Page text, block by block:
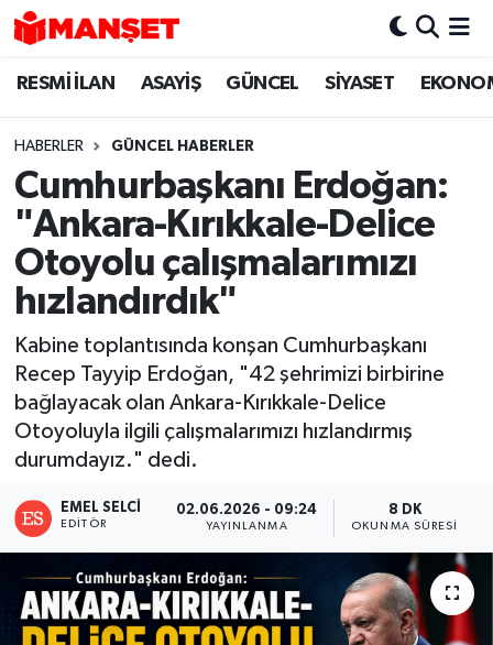
RESMİ İLAN ASAYİŞ GÜNCEL SİYASET
HABERLER GÜNCEL HABERLER
Cumhurbaşkanı Erdoğan:
"Ankara-Kırıkkale-Delice
Otoyolu çalışmalarımızı
hızlandırdık"
Kabine toplantısında konşan Cumhurbaşkanı
Recep Tayyip Erdoğan, "42 şehrimizi birbirine
bağlayacak olan Ankara-Kırıkkale-Delice
Otoyoluyla ilgili çalışmalarımızı hızlandırmış
durumdayız." dedi.
EMEL SELCI
EDITÖR
02.06.2026 - 09:24
YAYINLANMA
8 DK
OKUNMA SÜRESI
Hava Durumu
Trafik Durumu
Süper Lig Puan Durumu ve Fikstür
Tüm Manşetler
Son Dakika Haberleri
Haber Arşivi